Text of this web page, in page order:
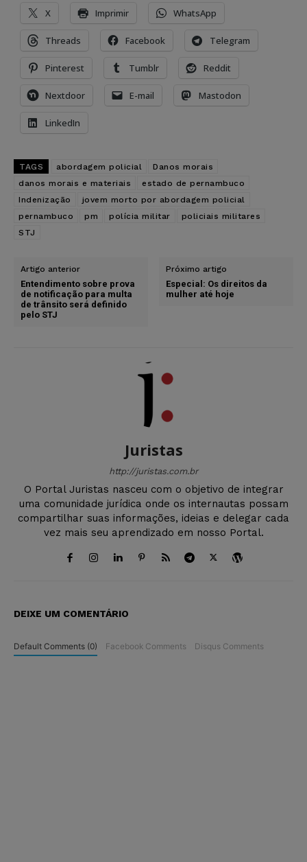
X Imprimir WhatsApp
Threads Facebook Telegram
Pinterest Tumblr Reddit
Nextdoor E-mail Mastodon
LinkedIn
TAGS abordagem policial
Danos morais
danos morais e materiais
estado de pernambuco
Indenização
jovem morto por abordagem policial
pernambuco
pm polícia militar
policiais militares
STJ
Artigo anterior
Entendimento sobre prova
de notificação para multa
de trânsito será definido
pelo STJ
Próximo artigo
Especial: Os direitos da
mulher até hoje
Juristas
http://juristas.com.br
O Portal Juristas nasceu com o objetivo de integrar
uma comunidade jurídica onde os internautas possam
compartilhar suas informações, ideias e delegar cada
vez mais seu aprendizado em nosso Portal.
DEIXE UM COMENTÁRIO
Default Comments (0) Facebook Comments Disqus Comments